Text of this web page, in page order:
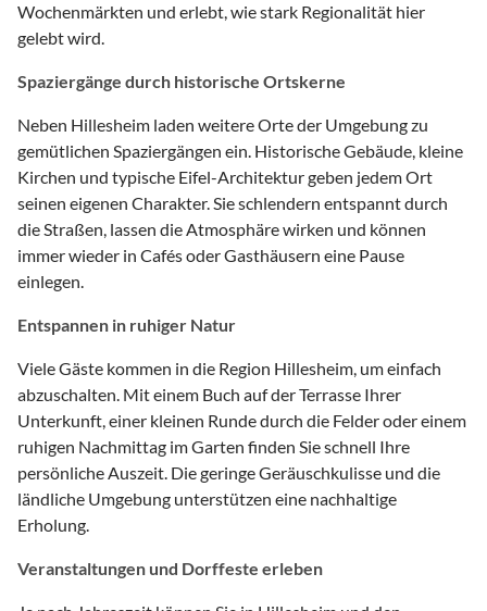
Wochenmärkten und erlebt, wie stark Regionalität hier
gelebt wird.
Spaziergänge durch historische Ortskerne
Neben Hillesheim laden weitere Orte der Umgebung zu
gemütlichen Spaziergängen ein. Historische Gebäude, kleine
Kirchen und typische Eifel-Architektur geben jedem Ort
seinen eigenen Charakter. Sie schlendern entspannt durch
die Straßen, lassen die Atmosphäre wirken und können
immer wieder in Cafés oder Gasthäusern eine Pause
einlegen.
Entspannen in ruhiger Natur
Viele Gäste kommen in die Region Hillesheim, um einfach
abzuschalten. Mit einem Buch auf der Terrasse Ihrer
Unterkunft, einer kleinen Runde durch die Felder oder einem
ruhigen Nachmittag im Garten finden Sie schnell Ihre
persönliche Auszeit. Die geringe Geräuschkulisse und die
ländliche Umgebung unterstützen eine nachhaltige
Erholung.
Veranstaltungen und Dorffeste erleben